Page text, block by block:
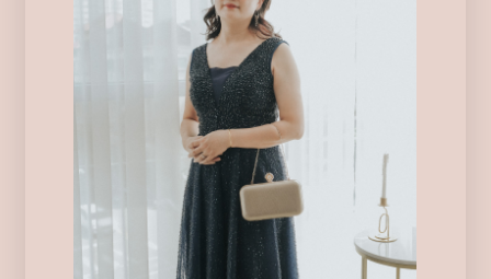
店內空間
客戶推薦
聯名合作
預約方式